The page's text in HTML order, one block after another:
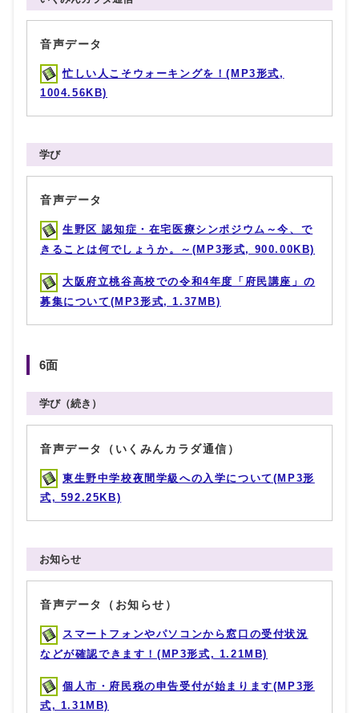
音声データ
忙しい人こそウォーキングを！(MP3形式,
1004.56KB)
学び
音声データ
生野区 認知症・在宅医療シンポジウム～今、で
きることは何でしょうか。～(MP3形式, 900.00KB)
大阪府立桃谷高校での令和4年度「府民講座」の
募集について(MP3形式, 1.37MB)
6面
学び（続き）
音声データ（いくみんカラダ通信）
東生野中学校夜間学級への入学について(MP3形
式, 592.25KB)
お知らせ
音声データ（お知らせ）
スマートフォンやパソコンから窓口の受付状況
などが確認できます！(MP3形式, 1.21MB)
個人市・府民税の申告受付が始まります(MP3形
式, 1.31MB)